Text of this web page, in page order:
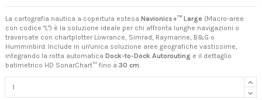
La cartografia nautica a copertura estesa Navionics+™ Large (Macro-aree
con codice "L") è la soluzione ideale per chi affronta lunghe navigazioni o
traversate con chartplotter Lowrance, Simrad, Raymarine, B&G o
Humminbird. Include in un'unica soluzione aree geografiche vastissime,
integrando la rotta automatica Dock-to-Dock Autorouting e il dettaglio
batimetrico HD SonarChart™ fino a 30 cm.